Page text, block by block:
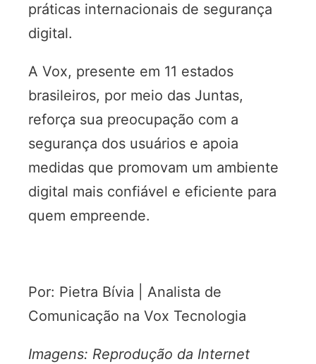
práticas internacionais de segurança
digital.
A Vox, presente em 11 estados
brasileiros, por meio das Juntas,
reforça sua preocupação com a
segurança dos usuários e apoia
medidas que promovam um ambiente
digital mais confiável e eficiente para
quem empreende.
Por: Pietra Bívia | Analista de
Comunicação na Vox Tecnologia
Imagens: Reprodução da Internet